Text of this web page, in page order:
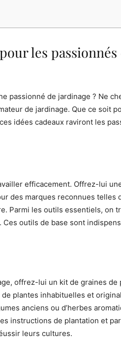
les passionnés
passionné de jardinage ? Ne
de jardinage. Que ce soit
idées cadeaux raviront les
efficacement. Offrez-lui
des marques reconnues telles
Parmi les outils essentiels, on
outils de base sont
offrez-lui un kit de graines de
plantes inhabituelles et
anciens ou d’herbes
instructions de plantation et
leurs cultures.